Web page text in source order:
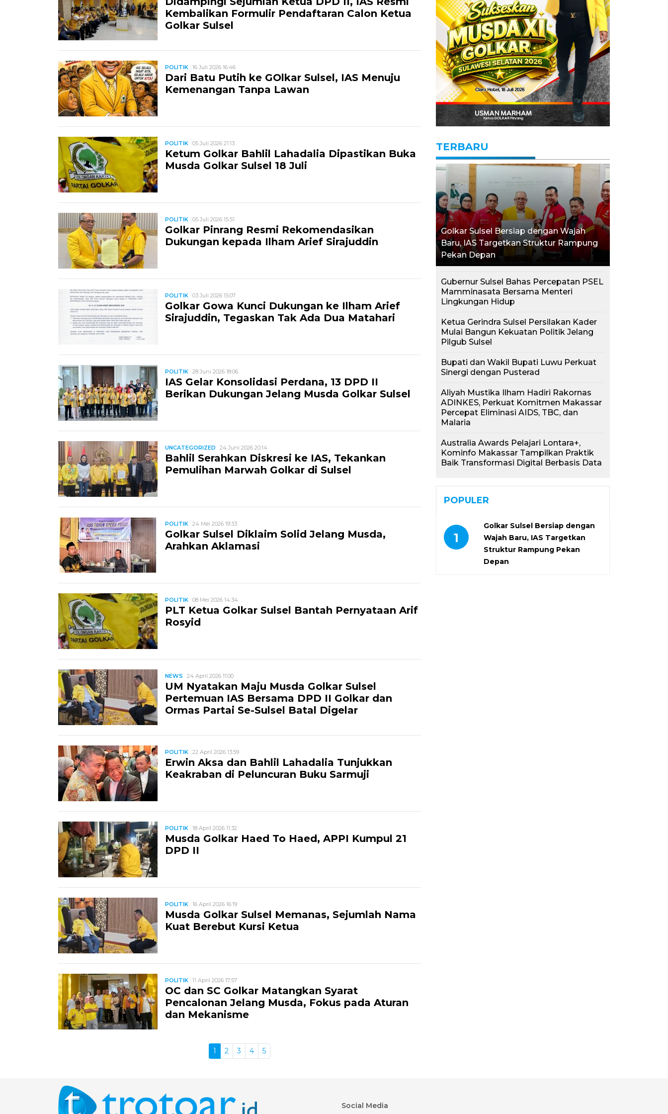
Kembalikan Formulir Pendaftaran Calon Ketua
Golkar Sulsel
POLITIK 16 Juli 2026 16:46
Dari Batu Putih ke GOlkar Sulsel, IAS Menuju
Kemenangan Tanpa Lawan
POLITIK 05 Juli 2026 21:13
Ketum Golkar Bahlil Lahadalia Dipastikan Buka
Musda Golkar Sulsel 18 Juli
POLITIK 05 Juli 2026 15:51
Golkar Pinrang Resmi Rekomendasikan
Dukungan kepada Ilham Arief Sirajuddin
POLITIK 03 Juli 2026 15:07
Golkar Gowa Kunci Dukungan ke Ilham Arief
Sirajuddin, Tegaskan Tak Ada Dua Matahari
POLITIK 28 Juni 2026 18:06
IAS Gelar Konsolidasi Perdana, 13 DPD II
Berikan Dukungan Jelang Musda Golkar Sulsel
UNCATEGORIZED 24 Juni 2026 20:14
Bahlil Serahkan Diskresi ke IAS, Tekankan
Pemulihan Marwah Golkar di Sulsel
POLITIK 24 Mei 2026 19:33
Golkar Sulsel Diklaim Solid Jelang Musda,
Arahkan Aklamasi
POLITIK 08 Mei 2026 14:34
PLT Ketua Golkar Sulsel Bantah Pernyataan Arif
Rosyid
NEWS 24 April 2026 11:00
UM Nyatakan Maju Musda Golkar Sulsel
Pertemuan IAS Bersama DPD II Golkar dan
Ormas Partai Se-Sulsel Batal Digelar
POLITIK 22 April 2026 13:59
Erwin Aksa dan Bahlil Lahadalia Tunjukkan
Keakraban di Peluncuran Buku Sarmuji
POLITIK 18 April 2026 11:32
Musda Golkar Haed To Haed, APPI Kumpul 21
DPD II
POLITIK 16 April 2026 16:19
Musda Golkar Sulsel Memanas, Sejumlah Nama
Kuat Berebut Kursi Ketua
POLITIK 11 April 2026 17:57
OC dan SC Golkar Matangkan Syarat
Pencalonan Jelang Musda, Fokus pada Aturan
dan Mekanisme
1 2 3 4 5
TERBARU
Golkar Sulsel Bersiap dengan Wajah
Baru, IAS Targetkan Struktur Rampung
Pekan Depan
Gubernur Sulsel Bahas Percepatan PSEL
Mamminasata Bersama Menteri
Lingkungan Hidup
Ketua Gerindra Sulsel Persilakan Kader
Mulai Bangun Kekuatan Politik Jelang
Pilgub Sulsel
Bupati dan Wakil Bupati Luwu Perkuat
Sinergi dengan Pusterad
Aliyah Mustika Ilham Hadiri Rakornas
ADINKES, Perkuat Komitmen Makassar
Percepat Eliminasi AIDS, TBC, dan
Malaria
Australia Awards Pelajari Lontara+,
Kominfo Makassar Tampilkan Praktik
Baik Transformasi Digital Berbasis Data
POPULER
1
Golkar Sulsel Bersiap dengan
Wajah Baru, IAS Targetkan
Struktur Rampung Pekan
Depan
Social Media